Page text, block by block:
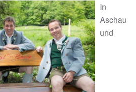
In
Aschau
und